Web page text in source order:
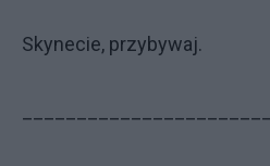
Skynecie, przybywaj.